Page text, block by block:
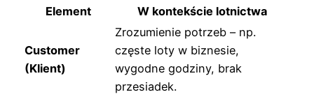
Element W kontekście lotnictwa
Customer
(Klient)
Zrozumienie potrzeb – np.
częste loty w biznesie,
wygodne godziny, brak
przesiadek.